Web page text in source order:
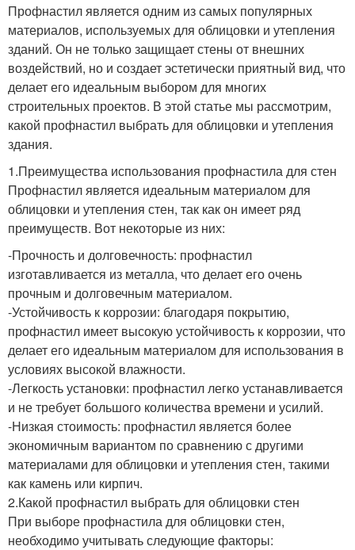
Профнастил является одним из самых популярных
материалов, используемых для облицовки и утепления
зданий. Он не только защищает стены от внешних
воздействий, но и создает эстетически приятный вид, что
делает его идеальным выбором для многих
строительных проектов. В этой статье мы рассмотрим,
какой профнастил выбрать для облицовки и утепления
здания.
1.Преимущества использования профнастила для стен
Профнастил является идеальным материалом для
облицовки и утепления стен, так как он имеет ряд
преимуществ. Вот некоторые из них:
-Прочность и долговечность: профнастил
изготавливается из металла, что делает его очень
прочным и долговечным материалом.
-Устойчивость к коррозии: благодаря покрытию,
профнастил имеет высокую устойчивость к коррозии, что
делает его идеальным материалом для использования в
условиях высокой влажности.
-Легкость установки: профнастил легко устанавливается
и не требует большого количества времени и усилий.
-Низкая стоимость: профнастил является более
экономичным вариантом по сравнению с другими
материалами для облицовки и утепления стен, такими
как камень или кирпич.
2.Какой профнастил выбрать для облицовки стен
При выборе профнастила для облицовки стен,
необходимо учитывать следующие факторы: